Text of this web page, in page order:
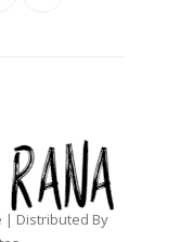
| Distributed By